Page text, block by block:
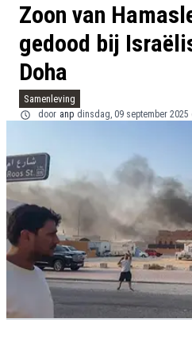
Zoon van
gedood bij
Doha
Samenleving
door anp dinsdag, 09 september 2025